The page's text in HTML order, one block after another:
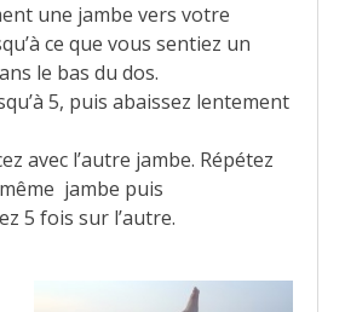
une jambe vers votre
ce que vous sentiez un
le bas du dos.
5, puis abaissez lentement
avec l’autre jambe. Répétez
jambe puis
5 fois sur l’autre.